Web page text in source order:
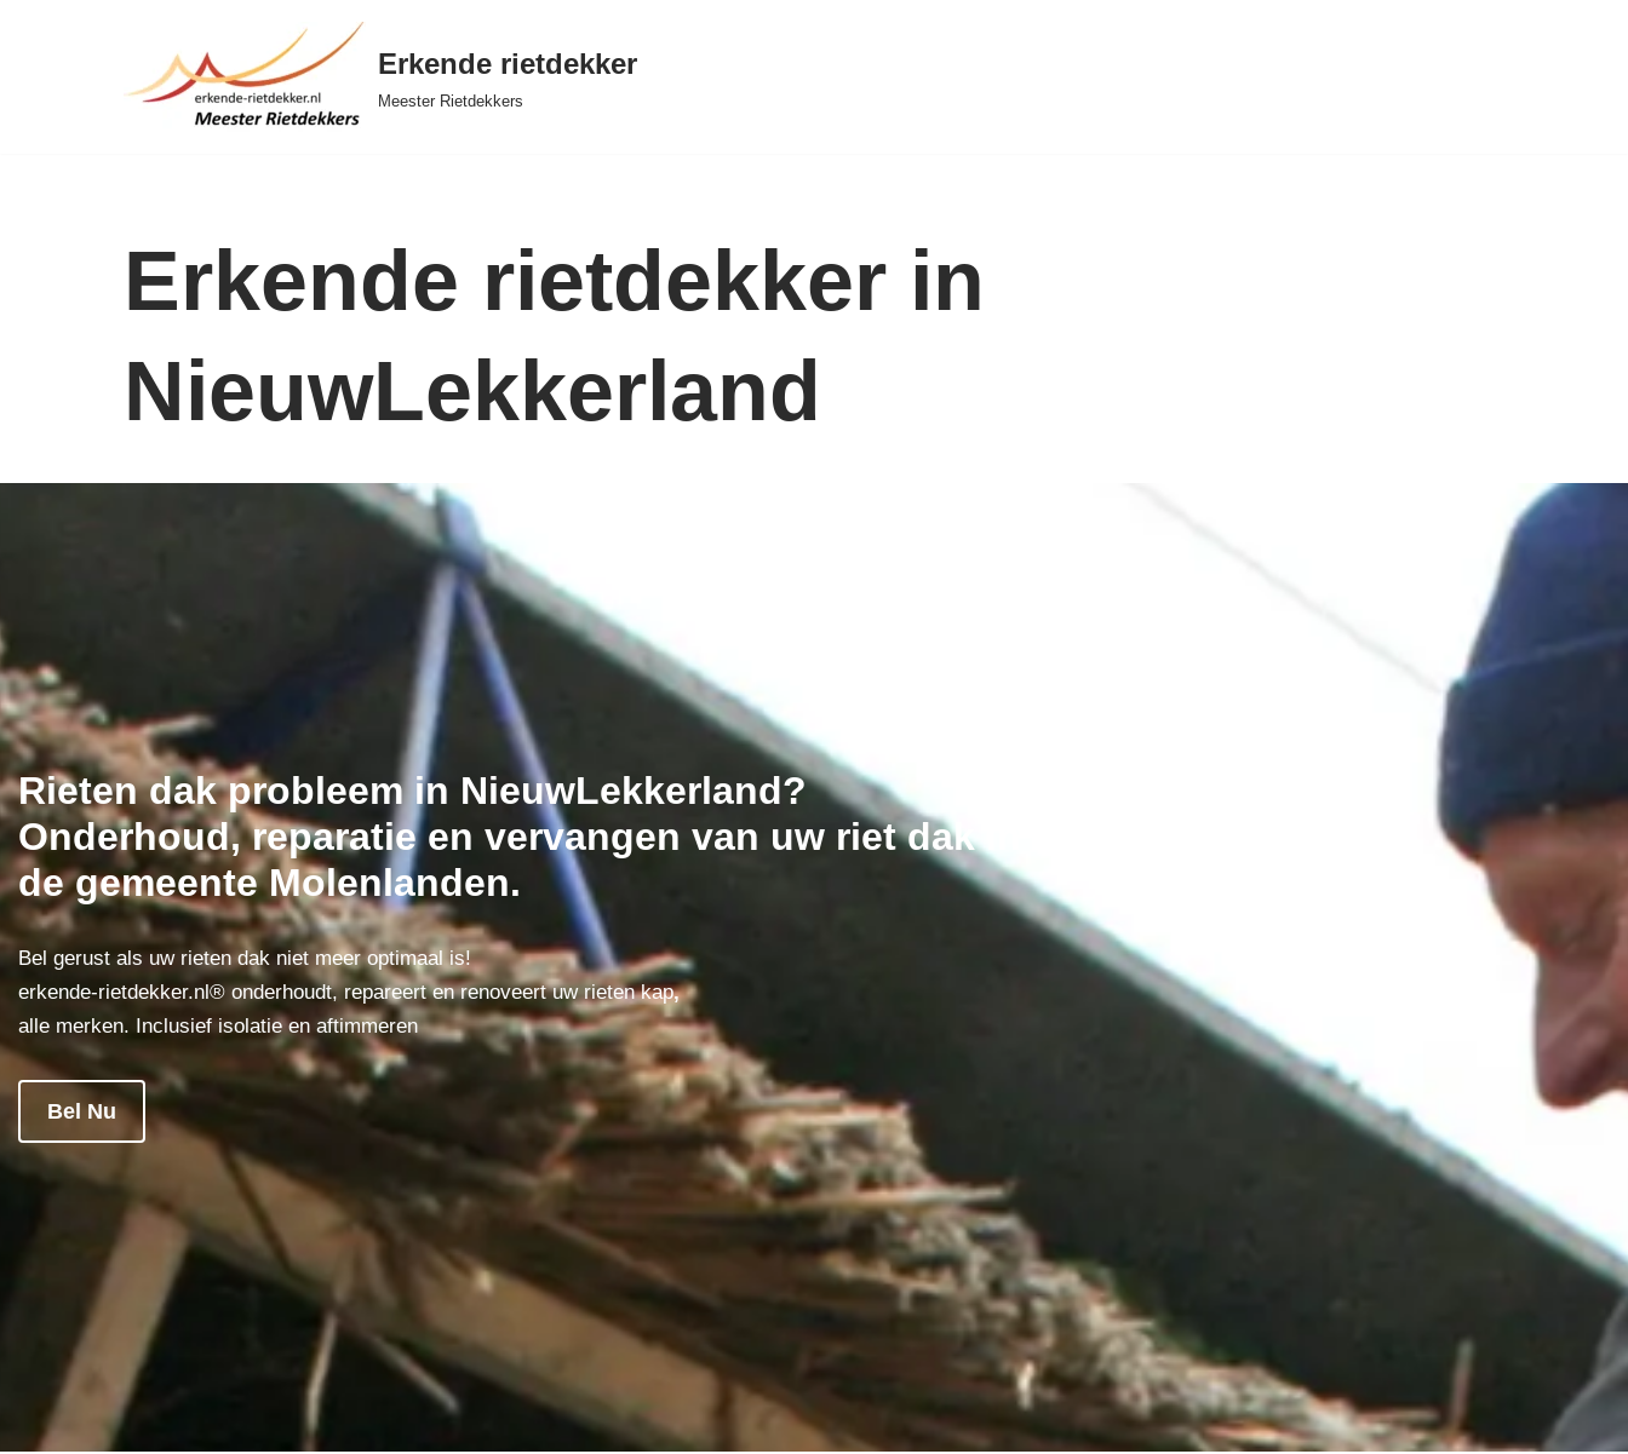
Erkende rietdekker
Meester Rietdekkers
Erkende rietdekker in
NieuwLekkerland
Rieten dak probleem in NieuwLekkerland?
Onderhoud, reparatie en vervangen van uw riet dak in
de gemeente Molenlanden.
Bel gerust als uw rieten dak niet meer optimaal is!
erkende-rietdekker.nl® onderhoudt, repareert en renoveert uw rieten kap,
alle merken. Inclusief isolatie en aftimmeren
Bel Nu